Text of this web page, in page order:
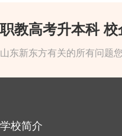
职教高考升本科
山东新东方有关的所有问题
学校简介